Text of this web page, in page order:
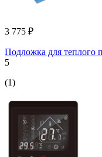
3 775 ₽
Подложка для теплого
5
(1)